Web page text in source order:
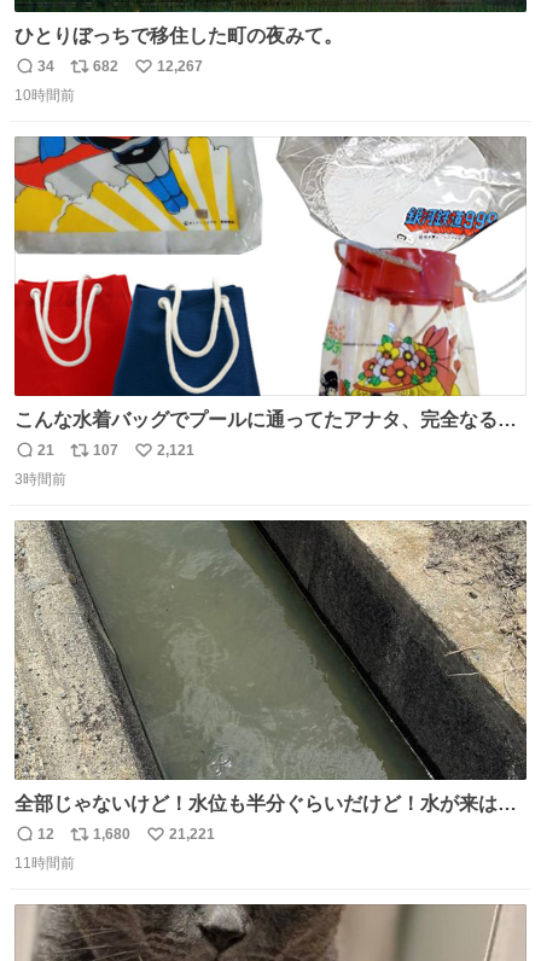
ひとりぼっちで移住した町の夜みて。
返
信
34
リ
ポ
ト
数
682
い
数
12,267
10時間前
こんな水着バッグでプールに通ってたアナタ、完全なる同
世代（笑） #70年代 #80年代 #昭和レトロ
返
信
21
リ
ト
数
107
い
2,121
3時間前
全部じゃないけど！水位も半分ぐらいだけど！水が来はじ
めたよ！！！ 作業してくれた方々ありがとーーー
ー！！！！！！！！！！！！！！！！！！！！！！！！！
返
信
12
リ
ポ
ト
数
1,680
い
数
21,221
11時間前